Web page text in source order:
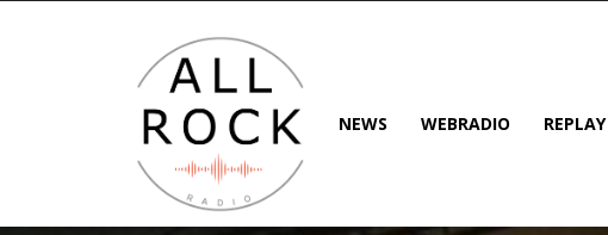
NEWS WEBRADIO REPLAY